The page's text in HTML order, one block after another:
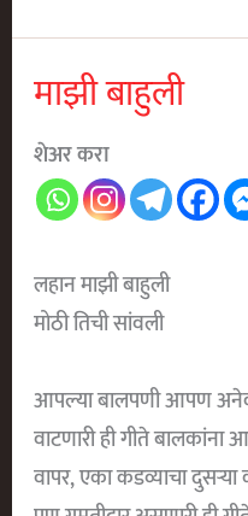
माझी बाहुली
शेअर करा
लहान माझी बाहुली
मोठी तिची सांवली
आपल्या बालपणी आपण
वाटणारी ही गीते
वापर, एका कडव्याचा